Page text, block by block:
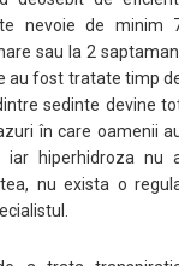
nevoie de minim
sau la 2
au fost tratate timp
sedinte devine
în care oamenii
iar hiperhidroza nu
nu exista o